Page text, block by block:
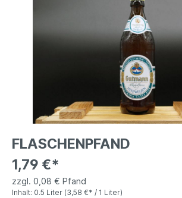
FLASCHENPFAND
1,79 €*
zzgl. 0,08 € Pfand
Inhalt: 0.5 Liter (3,58 €* / 1 Liter)